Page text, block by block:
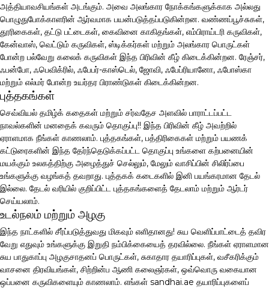
அத்தியாவசியங்கள் அடங்கும். அவை அலங்கார நோக்கங்களுக்காக அல்லது
பொழுதுபோக்காளரின் ஆர்வமாக பயன்படுத்தப்படுகின்றன. வண்ணப்பூச்சுகள்,
தூரிகைகள், தட்டு பட்டைகள், கைவினை காகிதங்கள், எம்பிராய்டரி கருவிகள்,
கேன்வாஸ், வெட்டும் கருவிகள், ஸ்டிக்கர்கள் மற்றும் அலங்கார பொருட்கள்
போன்ற பல்வேறு கலைக் கருவிகள் இந்த பிரிவின் கீழ் கிடைக்கின்றன. ரேஞ்சர்,
ஃபன்போ, ஃபெவிக்ரில், ஃபேபர்-காஸ்டெல், ஜோவி, ஃபேப்ரியானோ, ஃபோஸ்கா
மற்றும் எல்மர் போன்ற உயர்தர பிராண்டுகள் கிடைக்கின்றன.
புத்தகங்கள்
செவ்வியல் தமிழ்க் கதைகள் மற்றும் சர்வதேச அளவில் பாராட்டப்பட்ட
நாவல்களின் மனதைக் கவரும் தொகுப்பு!! இந்த பிரிவின் கீழ் அவற்றில்
ஏராளமாக நீங்கள் காணலாம். புத்தகங்கள், பத்திரிகைகள் மற்றும் பயணக்
கட்டுரைகளின் இந்த தேர்ந்தெடுக்கப்பட்ட தொகுப்பு உங்களை கற்பனையின்
மயக்கும் உலகத்திற்கு அழைத்துச் செல்லும், மேலும் வாசிப்பின் சிலிர்ப்பை
உங்களுக்கு வழங்கத் தவறாது. புத்தகக் கடைகளில் இனி பயங்கரமான தேடல்
இல்லை. தேடல் வரியில் குறிப்பிட்ட புத்தகங்களைத் தேடலாம் மற்றும் ஆர்டர்
செய்யலாம்.
உடல்நலம் மற்றும் அழகு
இந்த நாட்களில் சீர்ப்படுத்துவது மிகவும் எளிதானது! சுய வெளிப்பாட்டைத் தவிர
வேறு எதுவும் உங்களுக்கு இறுதி நம்பிக்கையைத் தரவில்லை. நீங்கள் ஏராளமான
சுய பாதுகாப்பு அழகுசாதனப் பொருட்கள், சுகாதார தயாரிப்புகள், வசீகரிக்கும்
வாசனை திரவியங்கள், சிற்றின்ப ஆணி கலைஞர்கள், ஒவ்வொரு வகையான
ஒப்பனை கருவிகளையும் காணலாம். எங்கள் sandhai.ae தயாரிப்புகளைப்